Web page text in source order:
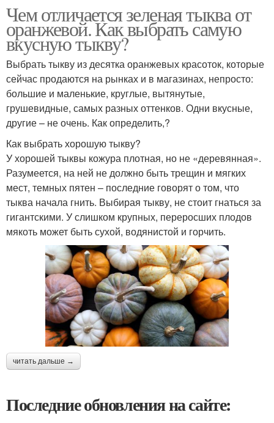
Чем отличается зеленая тыква от
оранжевой. Как выбрать самую
вкусную тыкву?
Выбрать тыкву из десятка оранжевых красоток, которые
сейчас продаются на рынках и в магазинах, непросто:
большие и маленькие, круглые, вытянутые,
грушевидные, самых разных оттенков. Одни вкусные,
другие – не очень. Как определить,?
Как выбрать хорошую тыкву?
У хорошей тыквы кожура плотная, но не «деревянная».
Разумеется, на ней не должно быть трещин и мягких
мест, темных пятен – последние говорят о том, что
тыква начала гнить. Выбирая тыкву, не стоит гнаться за
гигантскими. У слишком крупных, переросших плодов
мякоть может быть сухой, водянистой и горчить.
читать дальше →
Последние обновления на сайте: